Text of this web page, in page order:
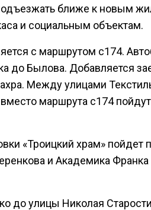
подъезжать ближе к новым
и социальным объектам.
с маршрутом с174.
до Былова. Добавляется
Между улицами
маршрута с174
«Троицкий храм» пойдет
и Академика
до улицы Николая